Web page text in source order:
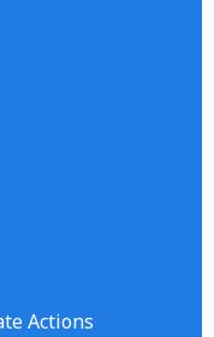
Actions